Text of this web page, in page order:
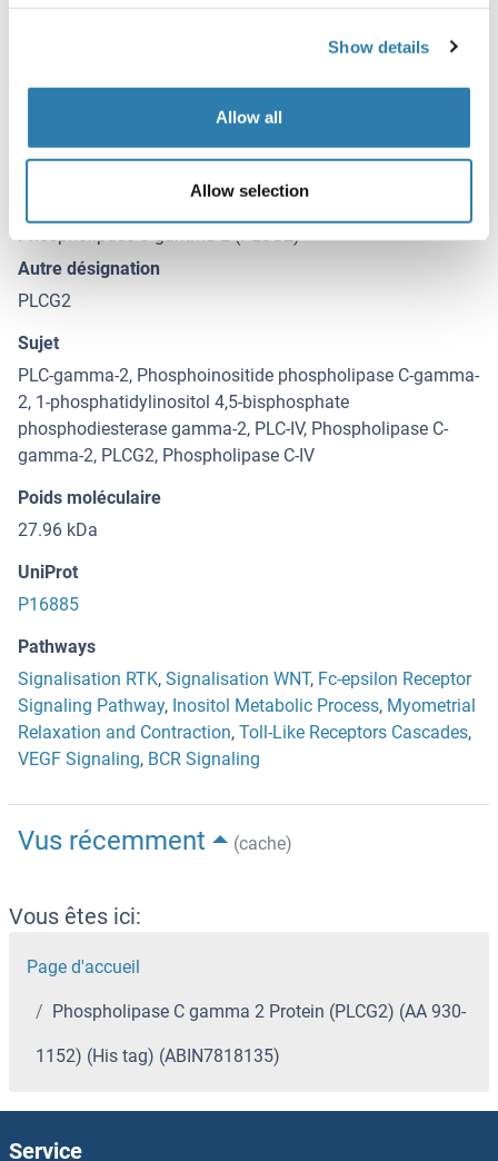
Show details
Allow all
Allow selection
term(1 year), Avoid repeated freeze-thaw cycles
Détail du antigène
(cache)
Phospholipase C gamma 2 (PLCG2)
Autre désignation
PLCG2
Sujet
PLC-gamma-2, Phosphoinositide phospholipase C-gamma-
2, 1-phosphatidylinositol 4,5-bisphosphate
phosphodiesterase gamma-2, PLC-IV, Phospholipase C-
gamma-2, PLCG2, Phospholipase C-IV
Poids moléculaire
27.96 kDa
UniProt
P16885
Pathways
Signalisation RTK, Signalisation WNT, Fc-epsilon Receptor
Signaling Pathway, Inositol Metabolic Process, Myometrial
Relaxation and Contraction, Toll-Like Receptors Cascades,
VEGF Signaling, BCR Signaling
Vus récemment (cache)
Vous êtes ici:
Page d'accueil
Phospholipase C gamma 2 Protein (PLCG2) (AA 930-
1152) (His tag) (ABIN7818135)
Service